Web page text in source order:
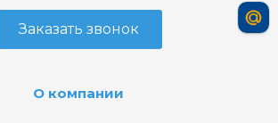
Заказать звонок
О компании